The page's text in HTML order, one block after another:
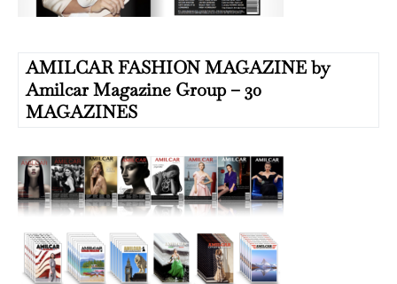
AMILCAR FASHION MAGAZINE by
Amilcar Magazine Group – 30
MAGAZINES